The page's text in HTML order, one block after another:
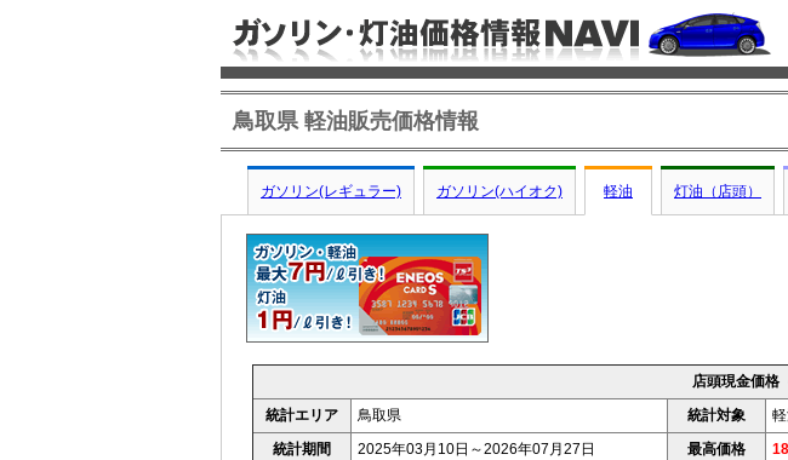
鳥取県 軽油販売価格情報
ガソリン(レギュラー) ガソリン(ハイオク) 軽油 灯油（店頭）
店頭現金価格
統計エリア
鳥取県 統計対象
統計期間
2025年03月10日～2026年07月27日 最高価格